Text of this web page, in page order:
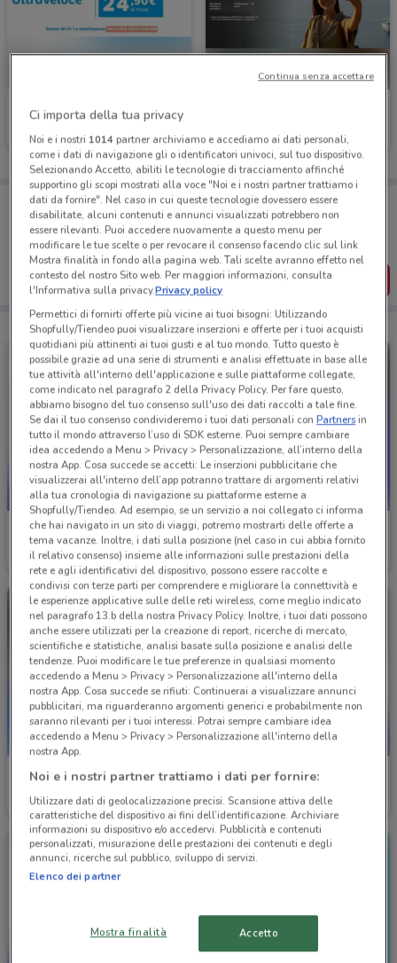
Eolo
Scade il 31/08 515 m Scade il 31/08
Porta DoveConviene sempre con te!
Puoi trovare le migliori offerte dei negozi vicino a te,
salvarle e creare la tua lista del risparmio, comodamente
dal tuo cellulare.
SCARICA L’APP
NUOVO
TIM
Scade il 07/09 654 m
TIM
Scade il 30/08
TIM
Scade il 06/09 654 m
TIM
Scade il 30/08
Ci importa della tua privacy
Noi e i nostri 1014partner archiviamo e accediamo ai dati personali,
come i dati di navigazione gli o identificatori univoci, sul tuo dispositivo.
Selezionando Accetto, abiliti le tecnologie di tracciamento affinché
supportino gli scopi mostrati alla voce "Noi e i nostri partner trattiamo i
dati da fornire". Nel caso in cui queste tecnologie dovessero essere
disabilitate, alcuni contenuti e annunci visualizzati potrebbero non
essere rilevanti. Puoi accedere nuovamente a questo menu per
modificare le tue scelte o per revocare il consenso facendo clic sul link
Mostra finalità in fondo alla pagina web. Tali scelte avranno effetto nel
contesto del nostro Sito web. Per maggiori informazioni, consulta
l'Informativa sulla privacy.Privacy policy
Permettici di fornirti offerte più vicine ai tuoi bisogni: Utilizzando
Shopfully/Tiendeo puoi visualizzare inserzioni e offerte per i tuoi acquisti
quotidiani più attinenti ai tuoi gusti e al tuo mondo. Tutto questo è
possibile grazie ad una serie di strumenti e analisi effettuate in base alle
tue attività all'interno dell'applicazione e sulle piattaforme collegate,
come indicato nel paragrafo 2 della Privacy Policy. Per fare questo,
abbiamo bisogno del tuo consenso sull'uso dei dati raccolti a tale fine.
Se dai il tuo consenso condivideremo i tuoi dati personali conPartnersin
tutto il mondo attraverso l’uso di SDK esterne. Puoi sempre cambiare
idea accedendo a Menu > Privacy > Personalizzazione, all’interno della
nostra App. Cosa succede se accetti: Le inserzioni pubblicitarie che
visualizzerai all'interno dell’app potranno trattare di argomenti relativi
alla tua cronologia di navigazione su piattaforme esterne a
Shopfully/Tiendeo. Ad esempio, se un servizio a noi collegato ci informa
che hai navigato in un sito di viaggi, potremo mostrarti delle offerte a
tema vacanze. Inoltre, i dati sulla posizione (nel caso in cui abbia fornito
il relativo consenso) insieme alle informazioni sulle prestazioni della
rete e agli identificativi del dispositivo, possono essere raccolte e
condivisi con terze parti per comprendere e migliorare la connettività e
le esperienze applicative sulle delle reti wireless, come meglio indicato
nel paragrafo 13.b della nostra Privacy Policy. Inoltre, i tuoi dati possono
anche essere utilizzati per la creazione di report, ricerche di mercato,
scientifiche e statistiche, analisi basate sulla posizione e analisi delle
tendenze. Puoi modificare le tue preferenze in qualsiasi momento
accedendo a Menu > Privacy > Personalizzazione all'interno della
nostra App. Cosa succede se rifiuti: Continuerai a visualizzare annunci
pubblicitari, ma riguarderanno argomenti generici e probabilmente non
saranno rilevanti per i tuoi interessi. Potrai sempre cambiare idea
accedendo a Menu > Privacy > Personalizzazione all'interno della
nostra App.
Noi e i nostri partner trattiamo i dati per fornire:
Utilizzare dati di geolocalizzazione precisi. Scansione attiva delle
caratteristiche del dispositivo ai fini dell’identificazione. Archiviare
informazioni su dispositivo e/o accedervi. Pubblicità e contenuti
personalizzati, misurazione delle prestazioni dei contenuti e degli
annunci, ricerche sul pubblico, sviluppo di servizi.
Elenco dei partner
Mostra finalità Accetto
Continua senza accettare